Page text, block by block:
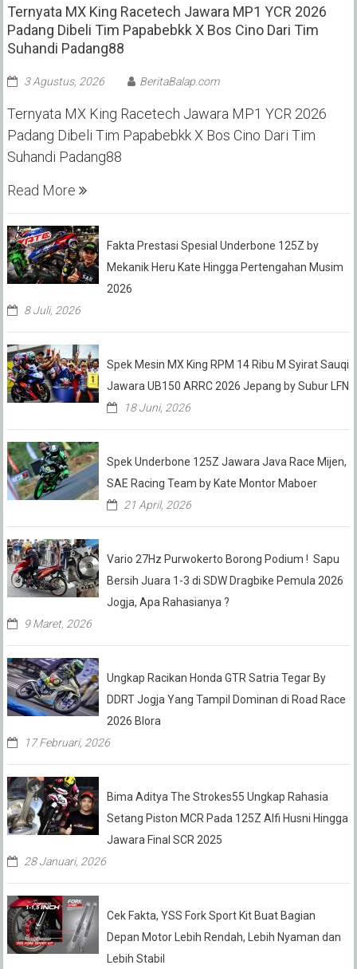
Ternyata MX King Racetech Jawara MP1 YCR 2026
Padang Dibeli Tim Papabebkk X Bos Cino Dari Tim
Suhandi Padang88
3 Agustus, 2026 BeritaBalap.com
Ternyata MX King Racetech Jawara MP1 YCR 2026
Padang Dibeli Tim Papabebkk X Bos Cino Dari Tim
Suhandi Padang88
Read More
Fakta Prestasi Spesial Underbone 125Z by
Mekanik Heru Kate Hingga Pertengahan Musim
2026
8 Juli, 2026
Spek Mesin MX King RPM 14 Ribu M Syirat Sauqi
Jawara UB150 ARRC 2026 Jepang by Subur LFN
18 Juni, 2026
Spek Underbone 125Z Jawara Java Race Mijen,
SAE Racing Team by Kate Montor Maboer
21 April, 2026
Vario 27Hz Purwokerto Borong Podium ! Sapu
Bersih Juara 1-3 di SDW Dragbike Pemula 2026
Jogja, Apa Rahasianya ?
9 Maret, 2026
Ungkap Racikan Honda GTR Satria Tegar By
DDRT Jogja Yang Tampil Dominan di Road Race
2026 Blora
17 Februari, 2026
Bima Aditya The Strokes55 Ungkap Rahasia
Setang Piston MCR Pada 125Z Alfi Husni Hingga
Jawara Final SCR 2025
28 Januari, 2026
Cek Fakta, YSS Fork Sport Kit Buat Bagian
Depan Motor Lebih Rendah, Lebih Nyaman dan
Lebih Stabil